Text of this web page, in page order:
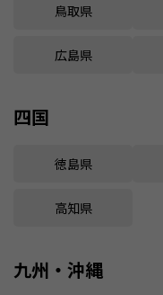
鳥取県
広島県
四国
徳島県
高知県
九州・沖縄